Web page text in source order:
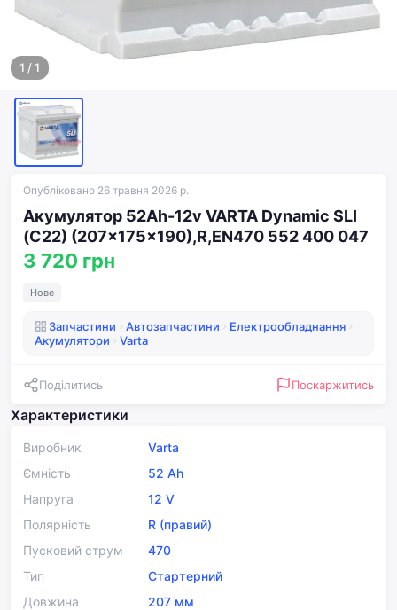
1 /1
Характеристики
Виробник
Varta
Ємність
52 Ah
Напруга
12 V
Полярність
R (правий)
Пусковий струм
470
Тип
Стартерний
Довжина
207 мм
Опубліковано 26 травня 2026 р.
Акумулятор 52Ah-12v VARTA Dynamic SLI
(C22) (207x175x190),R,EN470 552 400 047
3 720 грн
Нове
Запчастини Автозапчастини
Електрообладнання
Акумулятори
Varta
Поділитись Поскаржитись